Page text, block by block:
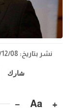
نشر بتاريخ: 2025/12/08
شارك
+
Aa
−